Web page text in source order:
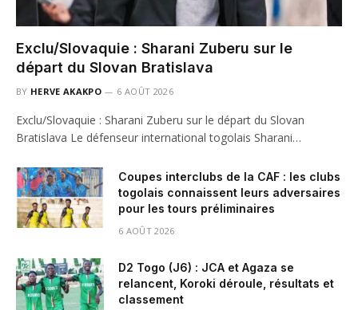
Exclu/Slovaquie : Sharani Zuberu sur le
départ du Slovan Bratislava
BY HERVE AKAKPO 6 AOÛT 2026
Exclu/Slovaquie : Sharani Zuberu sur le départ du Slovan
Bratislava Le défenseur international togolais Sharani…
Coupes interclubs de la CAF : les clubs
togolais connaissent leurs adversaires
pour les tours préliminaires
6 AOÛT 2026
D2 Togo (J6) : JCA et Agaza se
relancent, Koroki déroule, résultats et
classement